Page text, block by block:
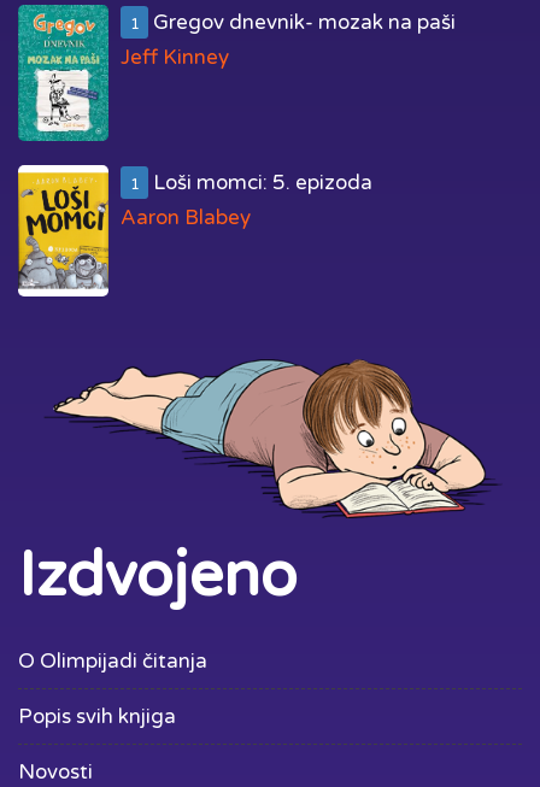
1
Gregov dnevnik- mozak na paši
Jeff Kinney
1
Loši momci: 5. epizoda
Aaron Blabey
Izdvojeno
O Olimpijadi čitanja
Popis svih knjiga
Novosti